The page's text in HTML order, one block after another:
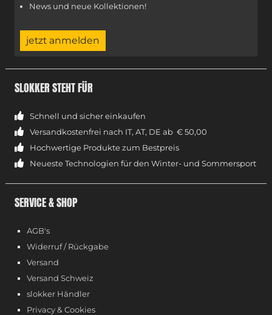
News und neue Kollektionen!
jetzt anmelden
SLOKKER STEHT FÜR
Schnell und sicher einkaufen
Versandkostenfrei nach IT, AT, DE ab € 50,00
Hochwertige Produkte zum Bestpreis
Neueste Technologien für den Winter- und Sommersport
SERVICE & SHOP
AGB's
Widerruf / Rückgabe
Versand
Versand Schweiz
slokker Händler
Privacy & Cookies